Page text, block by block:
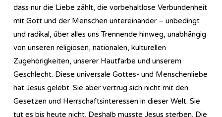
dass nur die Liebe zählt, die vorbehaltlose Verbundenheit
mit Gott und der Menschen untereinander – unbedingt
und radikal, über alles uns Trennende hinweg, unabhängig
von unseren religiösen, nationalen, kulturellen
Zugehörigkeiten, unserer Hautfarbe und unserem
Geschlecht. Diese universale Gottes- und Menschenliebe
hat Jesus gelebt. Sie aber vertrug sich nicht mit den
Gesetzen und Herrschaftsinteressen in dieser Welt. Sie
tut es bis heute nicht. Deshalb musste Jesus sterben. Die